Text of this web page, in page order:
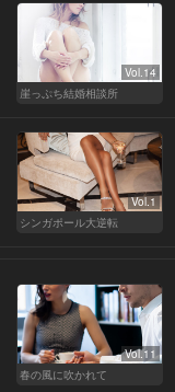
Vol.14
崖っぷち結婚相談所
Vol.1
シンガポール大逆転
Vol.11
春の風に吹かれて